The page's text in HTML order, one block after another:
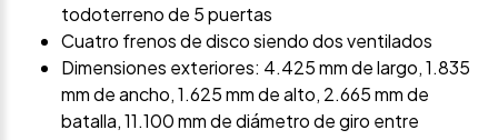
todoterreno de 5 puertas
Cuatro frenos de disco siendo dos ventilados
Dimensiones exteriores: 4.425 mm de largo, 1.835
mm de ancho, 1.625 mm de alto, 2.665 mm de
batalla, 11.100 mm de diámetro de giro entre